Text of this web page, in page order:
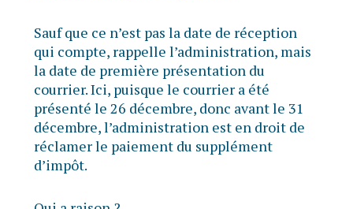
Sauf que ce n’est pas la date de réception
qui compte, rappelle l’administration, mais
la date de première présentation du
courrier. Ici, puisque le courrier a été
présenté le 26 décembre, donc avant le 31
décembre, l’administration est en droit de
réclamer le paiement du supplément
d’impôt.